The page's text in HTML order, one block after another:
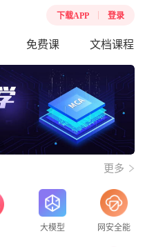
下载APP 登录
免费课 文档课程
更多
大模型 网安全能